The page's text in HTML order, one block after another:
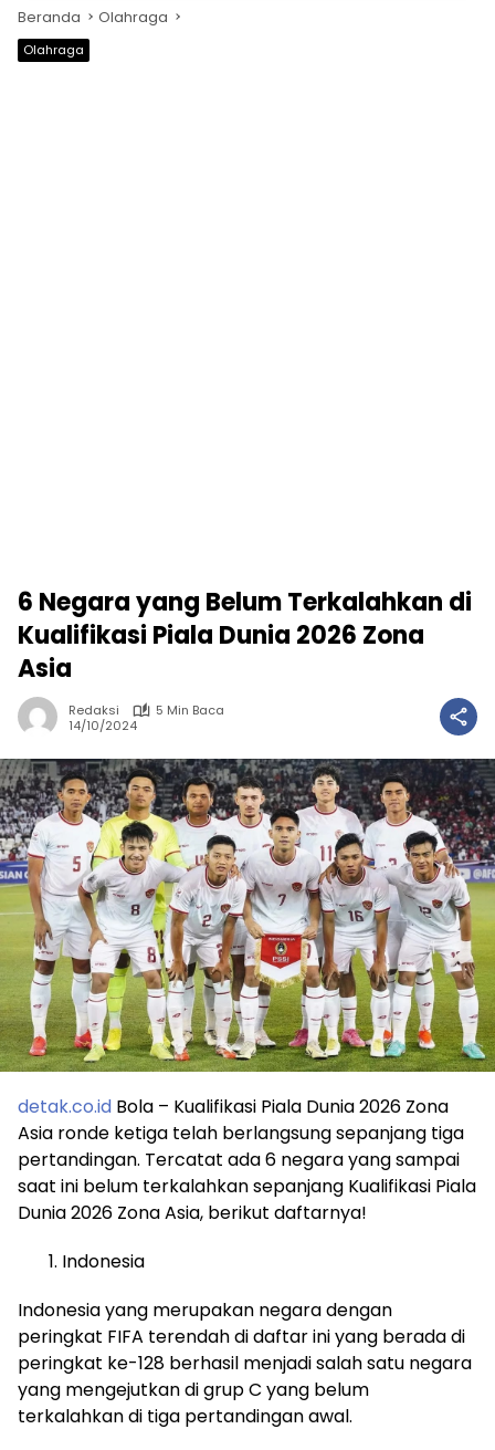
Beranda Olahraga
Olahraga
6 Negara yang Belum Terkalahkan di
Kualifikasi Piala Dunia 2026 Zona
Asia
Redaksi
5 Min Baca
14/10/2024
detak.co.id Bola – Kualifikasi Piala Dunia 2026 Zona
Asia ronde ketiga telah berlangsung sepanjang tiga
pertandingan. Tercatat ada 6 negara yang sampai
saat ini belum terkalahkan sepanjang Kualifikasi Piala
Dunia 2026 Zona Asia, berikut daftarnya!
Indonesia
Indonesia yang merupakan negara dengan
peringkat FIFA terendah di daftar ini yang berada di
peringkat ke-128 berhasil menjadi salah satu negara
yang mengejutkan di grup C yang belum
terkalahkan di tiga pertandingan awal.